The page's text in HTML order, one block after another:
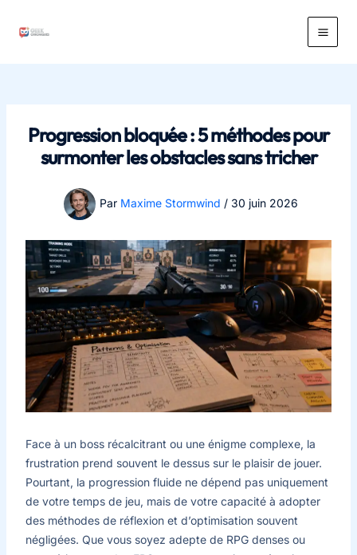
Main
Progression bloquée : 5 méthodes pour
surmonter les obstacles sans tricher
Par Maxime Stormwind / 30 juin 2026
Face à un boss récalcitrant ou une énigme complexe, la
frustration prend souvent le dessus sur le plaisir de jouer.
Pourtant, la progression fluide ne dépend pas uniquement
de votre temps de jeu, mais de votre capacité à adopter
des méthodes de réflexion et d’optimisation souvent
négligées. Que vous soyez adepte de RPG denses ou